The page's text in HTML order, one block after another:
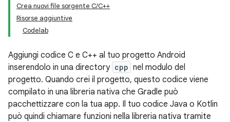
Crea nuovi file sorgente C/C++
Risorse aggiuntive
Codelab
Aggiungi codice C e C++ al tuo progetto Android
inserendolo in una directory cpp nel modulo del
progetto. Quando crei il progetto, questo codice viene
compilato in una libreria nativa che Gradle può
pacchettizzare con la tua app. Il tuo codice Java o Kotlin
può quindi chiamare funzioni nella libreria nativa tramite